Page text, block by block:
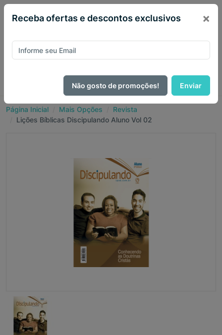
Página Inicial Mais Opções
Revista
Lições Bíblicas Discipulando Aluno Vol 02
Receba ofertas e descontos exclusivos ×
Não gosto de promoções! Enviar